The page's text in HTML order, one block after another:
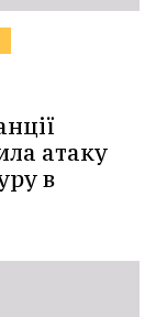
атаку
в